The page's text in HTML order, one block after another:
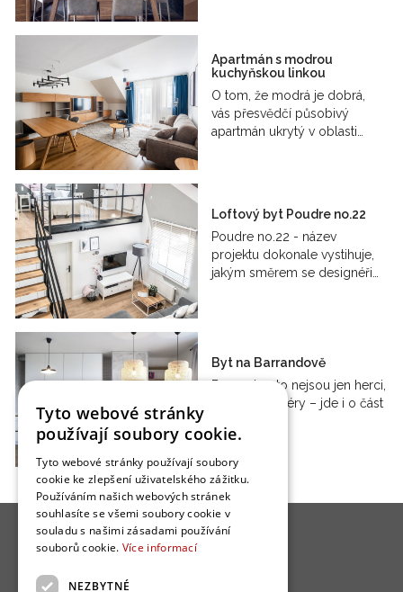
Apartmán s modrou
kuchyňskou linkou
O tom, že modrá je dobrá,
vás přesvědčí působivý
apartmán ukrytý v oblasti…
Loftový byt Poudre no.22
Poudre no.22 - název
projektu dokonale vystihuje,
jakým směrem se designéři…
Byt na Barrandově
Barrandov, to nejsou jen herci,
filmaři či ateliéry – jde i o část
Tyto webové stránky
používají soubory cookie.
Tyto webové stránky používají soubory
cookie ke zlepšení uživatelského zážitku.
Používáním našich webových stránek
souhlasíte se všemi soubory cookie v
souladu s našimi zásadami používání
souborů cookie. Více informací
NEZBYTNÉ